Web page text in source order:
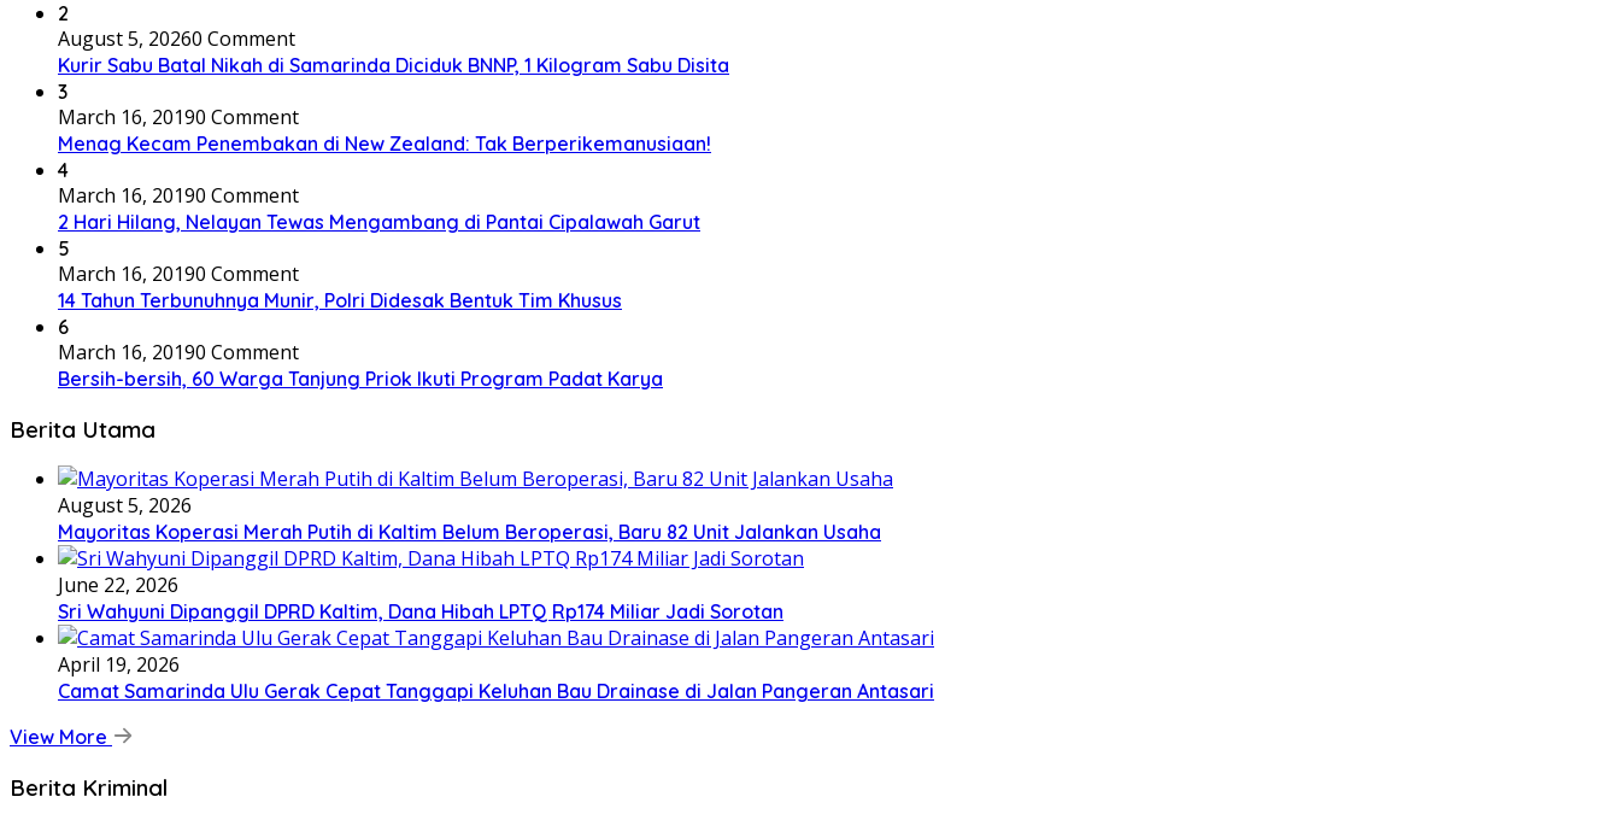
2
August 5, 20260 Comment
Kurir Sabu Batal Nikah di Samarinda Diciduk BNNP, 1 Kilogram Sabu Disita
3
March 16, 20190 Comment
Menag Kecam Penembakan di New Zealand: Tak Berperikemanusiaan!
4
March 16, 20190 Comment
2 Hari Hilang, Nelayan Tewas Mengambang di Pantai Cipalawah Garut
5
March 16, 20190 Comment
14 Tahun Terbunuhnya Munir, Polri Didesak Bentuk Tim Khusus
6
March 16, 20190 Comment
Bersih-bersih, 60 Warga Tanjung Priok Ikuti Program Padat Karya
Berita Utama
August 5, 2026
Mayoritas Koperasi Merah Putih di Kaltim Belum Beroperasi, Baru 82 Unit Jalankan Usaha
June 22, 2026
Sri Wahyuni Dipanggil DPRD Kaltim, Dana Hibah LPTQ Rp174 Miliar Jadi Sorotan
April 19, 2026
Camat Samarinda Ulu Gerak Cepat Tanggapi Keluhan Bau Drainase di Jalan Pangeran Antasari
View More
Berita Kriminal